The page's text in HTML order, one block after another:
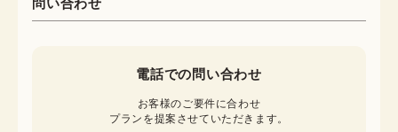
問い合わせ
電話での問い合わせ
お客様のご要件に合わせ
プランを提案させていただきます。